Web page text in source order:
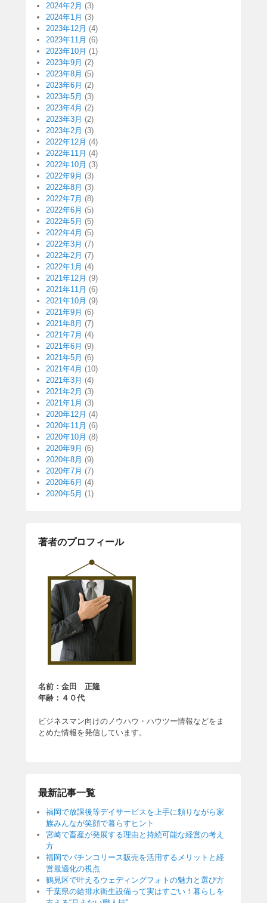
2024年2月 (3)
2024年1月 (3)
2023年12月 (4)
2023年11月 (6)
2023年10月 (1)
2023年9月 (2)
2023年8月 (5)
2023年6月 (2)
2023年5月 (3)
2023年4月 (2)
2023年3月 (2)
2023年2月 (3)
2022年12月 (4)
2022年11月 (4)
2022年10月 (3)
2022年9月 (3)
2022年8月 (3)
2022年7月 (8)
2022年6月 (5)
2022年5月 (5)
2022年4月 (5)
2022年3月 (7)
2022年2月 (7)
2022年1月 (4)
2021年12月 (9)
2021年11月 (6)
2021年10月 (9)
2021年9月 (6)
2021年8月 (7)
2021年7月 (4)
2021年6月 (9)
2021年5月 (6)
2021年4月 (10)
2021年3月 (4)
2021年2月 (3)
2021年1月 (3)
2020年12月 (4)
2020年11月 (6)
2020年10月 (8)
2020年9月 (6)
2020年8月 (9)
2020年7月 (7)
2020年6月 (4)
2020年5月 (1)
著者のプロフィール
名前：金田 正隆
年齢：４０代
ビジネスマン向けのノウハウ・ハウツー情報などをま
とめた情報を発信しています。
最新記事一覧
福岡で放課後等デイサービスを上手に頼りながら家
族みんなが笑顔で暮らすヒント
宮崎で畜産が発展する理由と持続可能な経営の考え
方
福岡でパチンコリース販売を活用するメリットと経
営最適化の視点
鶴見区で叶えるウェディングフォトの魅力と選び方
千葉県の給排水衛生設備って実はすごい！暮らしを